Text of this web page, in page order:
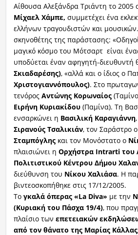
Αίθουσα Αλεξάνδρα Τριάντη το 2005
Μίχαελ Χάμπε, συμμετέχει ένα
ελλήνων τραγουδιστών και
σκηνοθέτης της παράστασης:
μαγικό κόσμο του Μότσαρτ είναι
υποδύεται έναν αφηγητή-διευθυντή
Σκιαδαρέσης), «αλλά και ο ίδιος ο
Χριστογιαννόπουλος). Στο
τενόρος Αντώνης Κορωναίος
Ειρήνη Κυριακίδου(Παμίνα). Τη
ενσαρκώνει η Βασιλική Καραγιάννη
Σιρανούς Τσαλικιάν, τον Σαράστρο ο
Σταμπόγληςκαι τον Μονόστατο ο
πλαισιώνει η Ορχήστρα Intrarti του
Πολιτιστικού Κέντρου Δήμου
διεύθυνση του Νίκου Χαλιάσα. Η
βιντεοσκοπήθηκε στις 17/12/2005.
Το γκαλά όπερας «La Diva» με την
(Κυριακή του Πάσχα 19/4), που
πλαίσιο των επετειακών
από τον θάνατο της Μαρίας Κάλλας